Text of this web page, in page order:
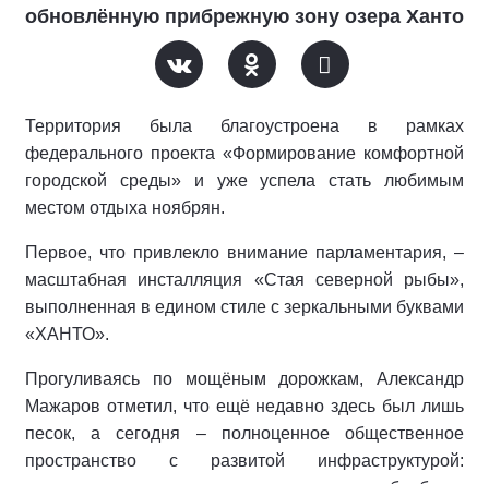
обновлённую прибрежную зону озера Ханто
Территория была благоустроена в рамках
федерального проекта «Формирование комфортной
городской среды» и уже успела стать любимым
местом отдыха ноябрян.
Первое, что привлекло внимание парламентария, –
масштабная инсталляция «Стая северной рыбы»,
выполненная в едином стиле с зеркальными буквами
«ХАНТО».
Прогуливаясь по мощёным дорожкам, Александр
Мажаров отметил, что ещё недавно здесь был лишь
песок, а сегодня – полноценное общественное
пространство с развитой инфраструктурой: